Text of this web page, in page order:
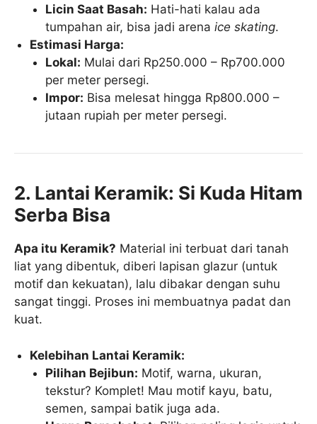
Licin Saat Basah: Hati-hati kalau ada
tumpahan air, bisa jadi arenaice skating.
Estimasi Harga:
Lokal: Mulai dari Rp250.000 – Rp700.000
per meter persegi.
Impor: Bisa melesat hingga Rp800.000 –
jutaan rupiah per meter persegi.
2. Lantai Keramik: Si Kuda Hitam
Serba Bisa
Apa itu Keramik? Material ini terbuat dari tanah
liat yang dibentuk, diberi lapisan glazur (untuk
motif dan kekuatan), lalu dibakar dengan suhu
sangat tinggi. Proses ini membuatnya padat dan
kuat.
Kelebihan Lantai Keramik:
Pilihan Bejibun: Motif, warna, ukuran,
tekstur? Komplet! Mau motif kayu, batu,
semen, sampai batik juga ada.